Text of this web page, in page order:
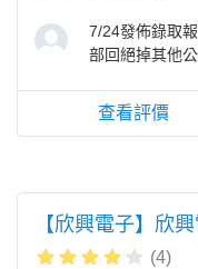
7/24發佈錄取報到通知 有回覆會
部回絕掉其他
查看評價
【欣興電子】欣
(4)